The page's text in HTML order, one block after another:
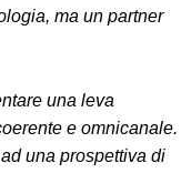
ma un partner
una leva
e omnicanale.
una prospettiva di